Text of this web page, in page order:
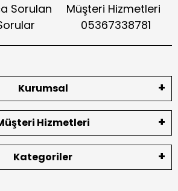
Sorulan
Müşteri Hizmetleri
05367338781
Kurumsal
Hizmetleri
Kategoriler